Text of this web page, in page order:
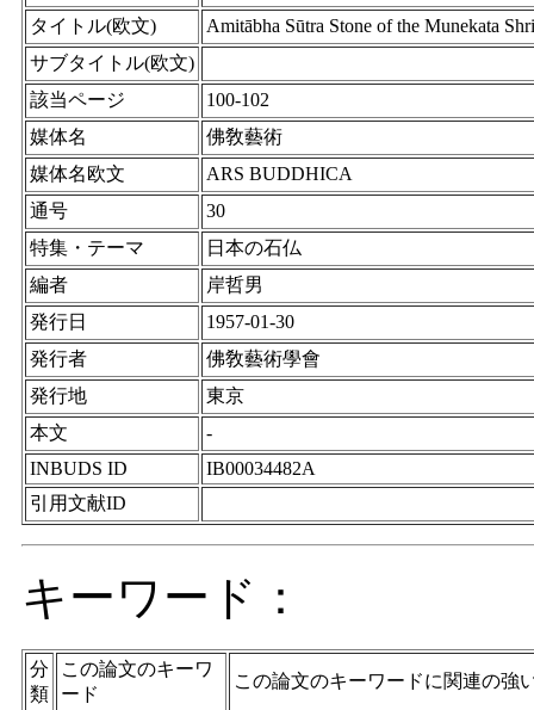
タイトル(欧文)
Amitābha Sūtra Stone of the Munekata
サブタイトル(欧文)
該当ページ
100-102
媒体名
佛敎藝術
媒体名欧文
ARS BUDDHICA
通号
30
特集・テーマ
日本の石仏
編者
岸哲男
発行日
1957-01-30
発行者
佛敎藝術學會
発行地
東京
本文
-
INBUDS ID
IB00034482A
引用文献ID
キーワード：
分
類
この論文のキーワ
ード
この論文のキーワードに関連の強